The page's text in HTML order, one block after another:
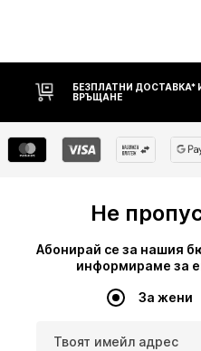
30 ДНИ ПРАВО НА
Не
Абонирай се за нашия
информираме за
За жени
Твоят имейл адрес